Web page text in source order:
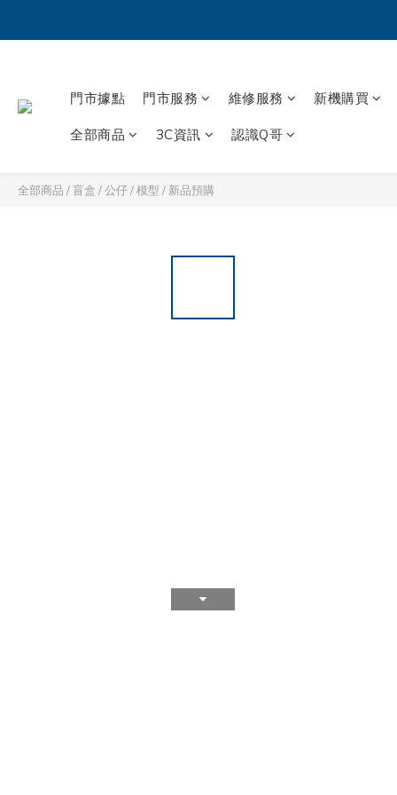
門市據點 門市服務 維修服務 新機購買
全部商品 3C資訊 認識Q哥
全部商品 /盲盒 / 公仔 / 模型 / 新品預購